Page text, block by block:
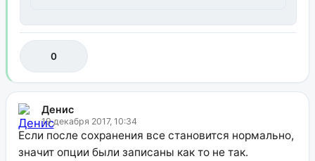
0
Денис
19 декабря 2017, 10:34
Если после сохранения все становится нормально,
значит опции были записаны как то не так.